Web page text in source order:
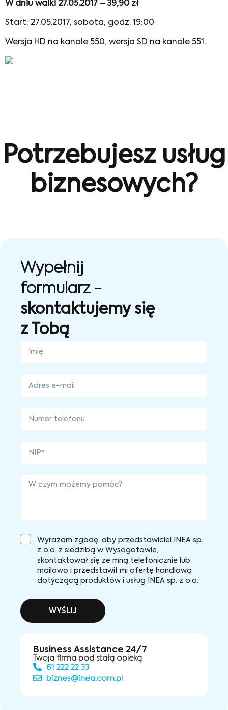
W dniu walki 27.05.2017 – 39,90 zł
Start: 27.05.2017, sobota, godz. 19:00
Wersja HD na kanale 550, wersja SD na kanale 551.
Potrzebujesz usług
biznesowych?
Wypełnij
formularz -
skontaktujemy się
z Tobą
Wyrażam zgodę, aby przedstawiciel INEA sp.
z o.o. z siedzibą w Wysogotowie,
skontaktował się ze mną telefonicznie lub
mailowo i przedstawił mi ofertę handlową
dotyczącą produktów i usług INEA sp. z o.o.
WYŚLIJ
Business Assistance 24/7
Twoja firma pod stałą opieką
61 222 22 33
biznes@inea.com.pl